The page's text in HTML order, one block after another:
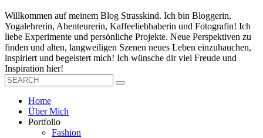
Willkommen auf meinem Blog Strasskind. Ich bin Bloggerin,
Yogalehrerin, Abenteurerin, Kaffeeliebhaberin und Fotografin! Ich
liebe Experimente und persönliche Projekte. Neue Perspektiven zu
finden und alten, langweiligen Szenen neues Leben einzuhauchen,
inspiriert und begeistert mich! Ich wünsche dir viel Freude und
Inspiration hier!
Home
Über Mich
Portfolio
Fashion